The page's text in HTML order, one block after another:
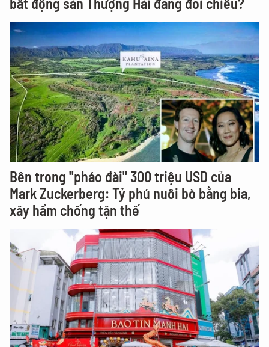
Bên trong "pháo đài" 300 triệu USD của
Mark Zuckerberg: Tỷ phú nuôi bò bằng bia,
xây hầm chống tận thế